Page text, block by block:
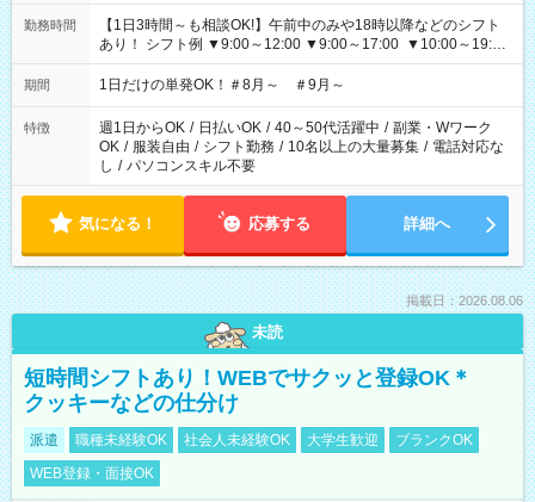
勤務時間
【1日3時間～も相談OK!】午前中のみや18時以降などのシフト
あり！ シフト例 ▼9:00～12:00 ▼9:00～17:00 ▼10:00～19:00
▼18:00～21:00
期間 1日だけの単発OK！＃8月～ ＃9月～
特徴 週1日からOK / 日払いOK / 40～50代活躍中 / 副業・Wワーク
OK / 服装自由 / シフト勤務 / 10名以上の大量募集 / 電話対応な
し / パソコンスキル不要
気になる！ 応募する 詳細へ
掲載日：2026.08.06
未読
短時間シフトあり！WEBでサクッと登録OK＊
クッキーなどの仕分け
派遣 職種未経験OK 社会人未経験OK 大学生歓迎
ブランクOK
WEB登録・面接OK